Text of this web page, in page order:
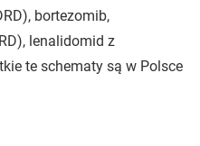
bortezomib,
lenalidomid z
te schematy są w Polsce